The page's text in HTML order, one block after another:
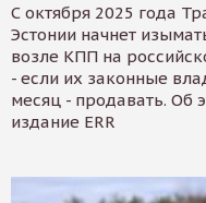
С октября 2025 года
Эстонии начнет
возле КПП на
- если их законные
месяц - продавать. Об
издание ERR